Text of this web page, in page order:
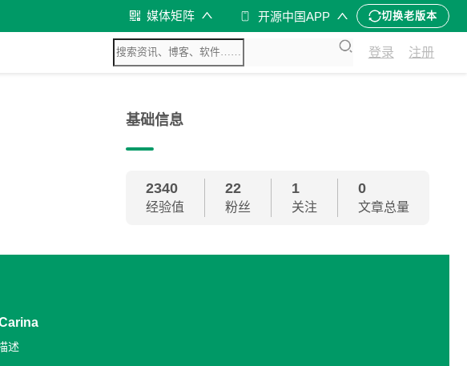
媒体矩阵 开源中国APP 切换老版本
登录 注册
基础信息
2340
经验值
22
粉丝
1
关注
0
文章总量
述